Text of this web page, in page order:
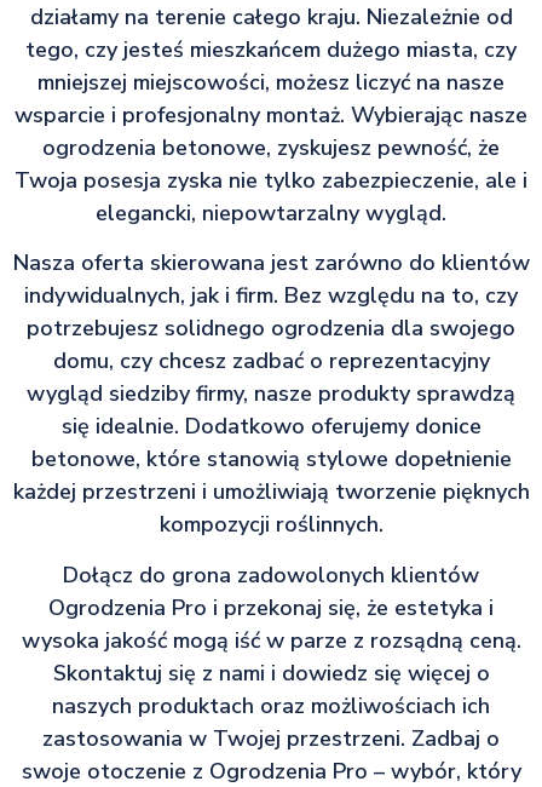
działamy na terenie całego kraju. Niezależnie od
tego, czy jesteś mieszkańcem dużego miasta, czy
mniejszej miejscowości, możesz liczyć na nasze
wsparcie i profesjonalny montaż. Wybierając nasze
ogrodzenia betonowe, zyskujesz pewność, że
Twoja posesja zyska nie tylko zabezpieczenie, ale i
elegancki, niepowtarzalny wygląd.
Nasza oferta skierowana jest zarówno do klientów
indywidualnych, jak i firm. Bez względu na to, czy
potrzebujesz solidnego ogrodzenia dla swojego
domu, czy chcesz zadbać o reprezentacyjny
wygląd siedziby firmy, nasze produkty sprawdzą
się idealnie. Dodatkowo oferujemy donice
betonowe, które stanowią stylowe dopełnienie
każdej przestrzeni i umożliwiają tworzenie pięknych
kompozycji roślinnych.
Dołącz do grona zadowolonych klientów
Ogrodzenia Pro i przekonaj się, że estetyka i
wysoka jakość mogą iść w parze z rozsądną ceną.
Skontaktuj się z nami i dowiedz się więcej o
naszych produktach oraz możliwościach ich
zastosowania w Twojej przestrzeni. Zadbaj o
swoje otoczenie z Ogrodzenia Pro – wybór, który